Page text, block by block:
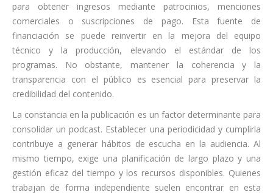
para obtener ingresos mediante patrocinios, menciones
comerciales o suscripciones de pago. Esta fuente de
financiación se puede reinvertir en la mejora del equipo
técnico y la producción, elevando el estándar de los
programas. No obstante, mantener la coherencia y la
transparencia con el público es esencial para preservar la
credibilidad del contenido.
La constancia en la publicación es un factor determinante para
consolidar un podcast. Establecer una periodicidad y cumplirla
contribuye a generar hábitos de escucha en la audiencia. Al
mismo tiempo, exige una planificación de largo plazo y una
gestión eficaz del tiempo y los recursos disponibles. Quienes
trabajan de forma independiente suelen encontrar en esta